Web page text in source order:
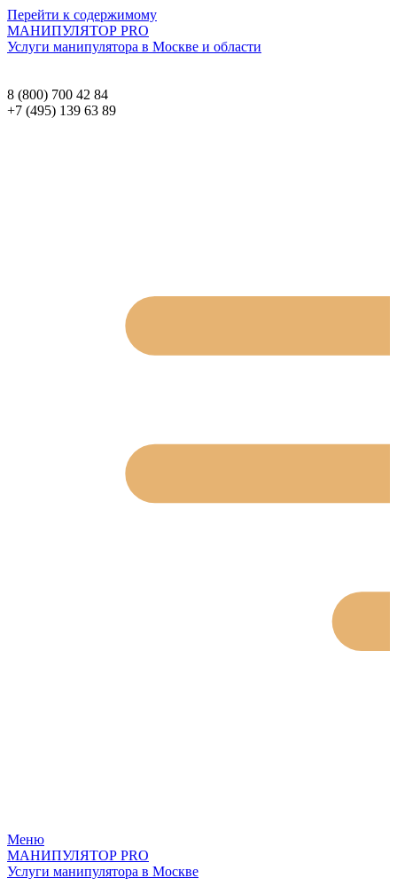
Перейти к содержимому
МАНИПУЛЯТОР PRO
Услуги манипулятора в Москве и области
8 (800) 700 42 84
+7 (495) 139 63 89
Меню
МАНИПУЛЯТОР PRO
Услуги манипулятора в Москве